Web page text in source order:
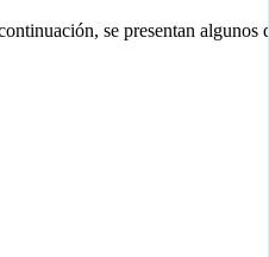
se presentan algunos